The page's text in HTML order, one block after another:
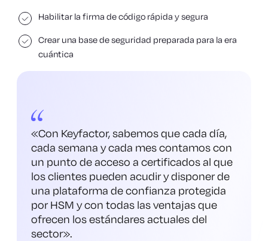
Habilitar la firma de código rápida y segura
Crear una base de seguridad preparada para la era
cuántica
«Con Keyfactor, sabemos que cada día,
cada semana y cada mes contamos con
un punto de acceso a certificados al que
los clientes pueden acudir y disponer de
una plataforma de confianza protegida
por HSM y con todas las ventajas que
ofrecen los estándares actuales del
sector».